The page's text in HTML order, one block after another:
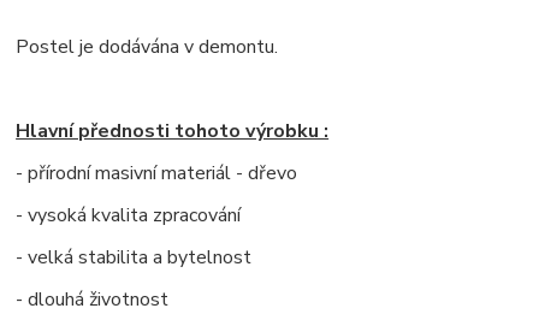
Postel je dodávána v demontu.
Hlavní přednosti tohoto výrobku :
- přírodní masivní materiál - dřevo
- vysoká kvalita zpracování
- velká stabilita a bytelnost
- dlouhá životnost